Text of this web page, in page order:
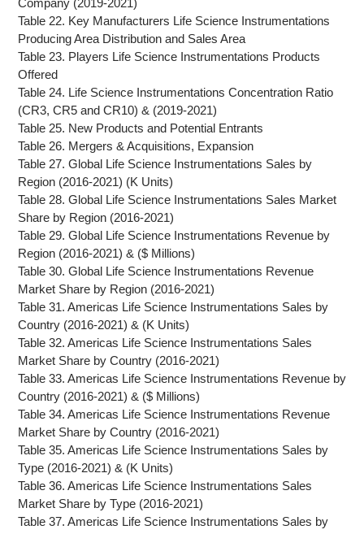
Company (2019-2021)
Table 22. Key Manufacturers Life Science Instrumentations
Producing Area Distribution and Sales Area
Table 23. Players Life Science Instrumentations Products
Offered
Table 24. Life Science Instrumentations Concentration Ratio
(CR3, CR5 and CR10) & (2019-2021)
Table 25. New Products and Potential Entrants
Table 26. Mergers & Acquisitions, Expansion
Table 27. Global Life Science Instrumentations Sales by
Region (2016-2021) (K Units)
Table 28. Global Life Science Instrumentations Sales Market
Share by Region (2016-2021)
Table 29. Global Life Science Instrumentations Revenue by
Region (2016-2021) & ($ Millions)
Table 30. Global Life Science Instrumentations Revenue
Market Share by Region (2016-2021)
Table 31. Americas Life Science Instrumentations Sales by
Country (2016-2021) & (K Units)
Table 32. Americas Life Science Instrumentations Sales
Market Share by Country (2016-2021)
Table 33. Americas Life Science Instrumentations Revenue by
Country (2016-2021) & ($ Millions)
Table 34. Americas Life Science Instrumentations Revenue
Market Share by Country (2016-2021)
Table 35. Americas Life Science Instrumentations Sales by
Type (2016-2021) & (K Units)
Table 36. Americas Life Science Instrumentations Sales
Market Share by Type (2016-2021)
Table 37. Americas Life Science Instrumentations Sales by